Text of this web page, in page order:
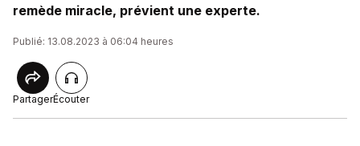
remède miracle, prévient une experte.
Publié: 13.08.2023 à 06:04 heures
PartagerÉcouter